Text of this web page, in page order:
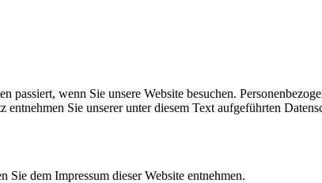
wenn Sie unsere Website besuchen.
Sie unserer unter diesem Text aufgeführten
dem Impressum dieser Website entnehmen.